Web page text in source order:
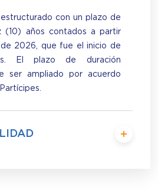
con un plazo de
(10) años contados a partir
2026, que fue el inicio de
El plazo de duración
ser ampliado por acuerdo